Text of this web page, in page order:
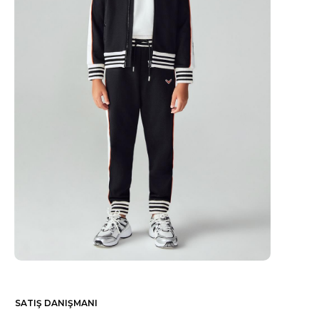
SATIŞ DANIŞMANI